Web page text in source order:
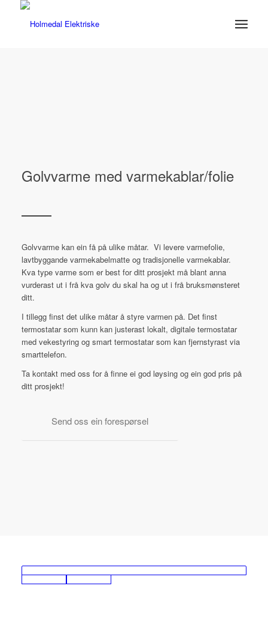
Golvvarme med varmekablar/folie
Golvvarme kan ein få på ulike måtar. Vi levere varmefolie,
lavtbyggande varmekabelmatte og tradisjonelle varmekablar.
Kva type varme som er best for ditt prosjekt må blant anna
vurderast ut i frå kva golv du skal ha og ut i frå bruksmønsteret
ditt.
I tillegg finst det ulike måtar å styre varmen på. Det finst
termostatar som kunn kan justerast lokalt, digitale termostatar
med vekestyring og smart termostatar som kan fjernstyrast via
smarttelefon.
Ta kontakt med oss for å finne ei god løysing og ein god pris på
ditt prosjekt!
Send oss ein forespørsel